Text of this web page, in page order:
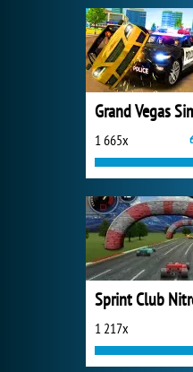
1 665x
Sprint Club
1 217x